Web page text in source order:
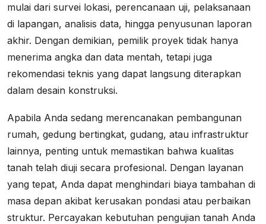
mulai dari survei lokasi, perencanaan uji, pelaksanaan
di lapangan, analisis data, hingga penyusunan laporan
akhir. Dengan demikian, pemilik proyek tidak hanya
menerima angka dan data mentah, tetapi juga
rekomendasi teknis yang dapat langsung diterapkan
dalam desain konstruksi.
Apabila Anda sedang merencanakan pembangunan
rumah, gedung bertingkat, gudang, atau infrastruktur
lainnya, penting untuk memastikan bahwa kualitas
tanah telah diuji secara profesional. Dengan layanan
yang tepat, Anda dapat menghindari biaya tambahan di
masa depan akibat kerusakan pondasi atau perbaikan
struktur. Percayakan kebutuhan pengujian tanah Anda